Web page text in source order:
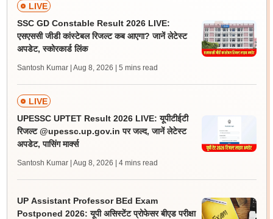
LIVE
SSC GD Constable Result 2026 LIVE:
एसएससी जीडी कांस्टेबल रिजल्ट कब आएगा? जानें लेटेस्ट
अपडेट, स्कोरकार्ड लिंक
Santosh Kumar | Aug 8, 2026 | 5 mins read
LIVE
UPESSC UPTET Result 2026 LIVE: यूपीटीईटी
रिजल्ट @upessc.up.gov.in पर जल्द, जानें लेटेस्ट
अपडेट, पासिंग मार्क्स
Santosh Kumar | Aug 8, 2026 | 4 mins read
UP Assistant Professor BEd Exam
Postponed 2026: यूपी असिस्टेंट प्रोफेसर बीएड परीक्षा